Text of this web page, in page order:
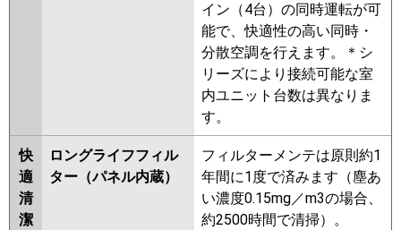
イン（4台）の同時運転が可
能で、快適性の高い同時・
分散空調を行えます。＊シ
リーズにより接続可能な室
内ユニット台数は異なりま
す。
快
適
清
潔
ロングライフフィル
ター（パネル内蔵）
フィルターメンテは原則約1
年間に1度で済みます（塵あ
い濃度0.15mg／m3の場合、
約2500時間で清掃）。